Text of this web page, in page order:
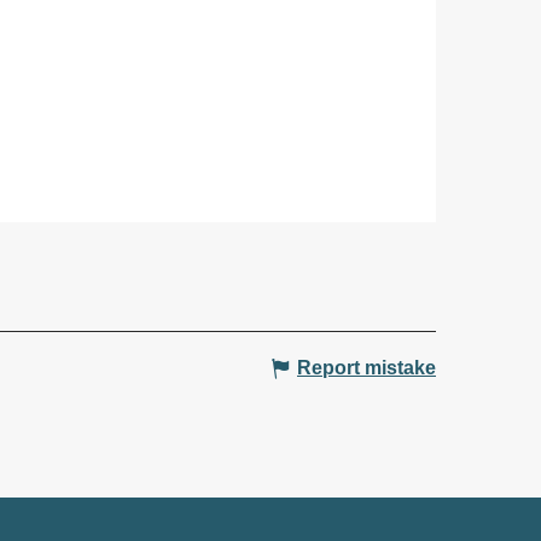
Report mistake